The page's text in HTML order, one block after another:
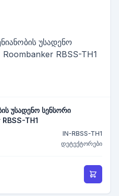
უსადენო სენსორი
TH1
IN-RBSS-TH1
დეტექტორები